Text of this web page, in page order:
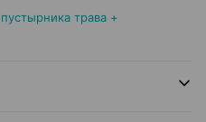
трава +